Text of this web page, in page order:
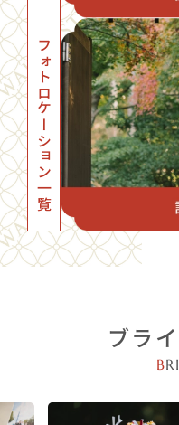
フォトロケーション一覧
ブラ
B